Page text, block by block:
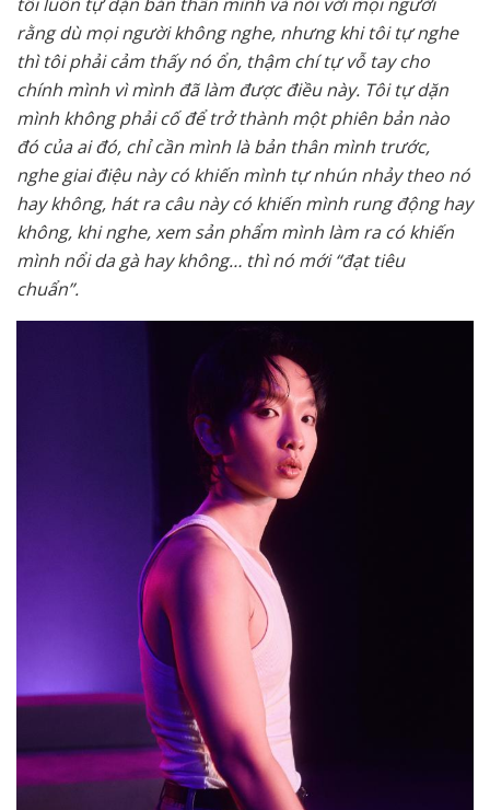
rằng dù mọi người không nghe, nhưng khi tôi tự nghe
thì tôi phải cảm thấy nó ổn, thậm chí tự vỗ tay cho
chính mình vì mình đã làm được điều này. Tôi tự dặn
mình không phải cố để trở thành một phiên bản nào
đó của ai đó, chỉ cần mình là bản thân mình trước,
nghe giai điệu này có khiến mình tự nhún nhảy theo nó
hay không, hát ra câu này có khiến mình rung động hay
không, khi nghe, xem sản phẩm mình làm ra có khiến
mình nổi da gà hay không… thì nó mới “đạt tiêu
chuẩn”.